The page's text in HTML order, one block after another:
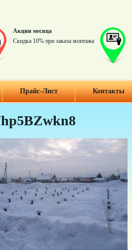
Акции месяца
Скидка 10% при заказа монтажа
Прайс-Лист Контакты